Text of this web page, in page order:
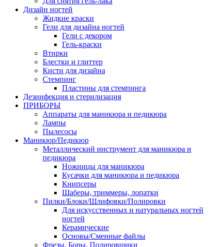
Дизайн ногтей
Жидкие краски
Гели для дизайна ногтей
Гели с декором
Гель-краски
Втирки
Блестки и глиттер
Кисти для дизайна
Стемпинг
Пластины для стемпинга
Дезинфекция и стерилизация
ПРИБОРЫ
Аппараты для маникюра и педикюра
Лампы
Пылесосы
Маникюр/Педикюр
Металлический инструмент для маникюра и
педикюра
Ножницы для маникюра
Кусачки для маникюра и педикюра
Книпсеры
Шаберы, триммеры, лопатки
Пилки/Блоки/Шлифовки/Полировки
Для искусственных и натуральных ногтей
ногтей
Керамические
Основы/Сменные файлы
Фрезы, Боры, Полировщики